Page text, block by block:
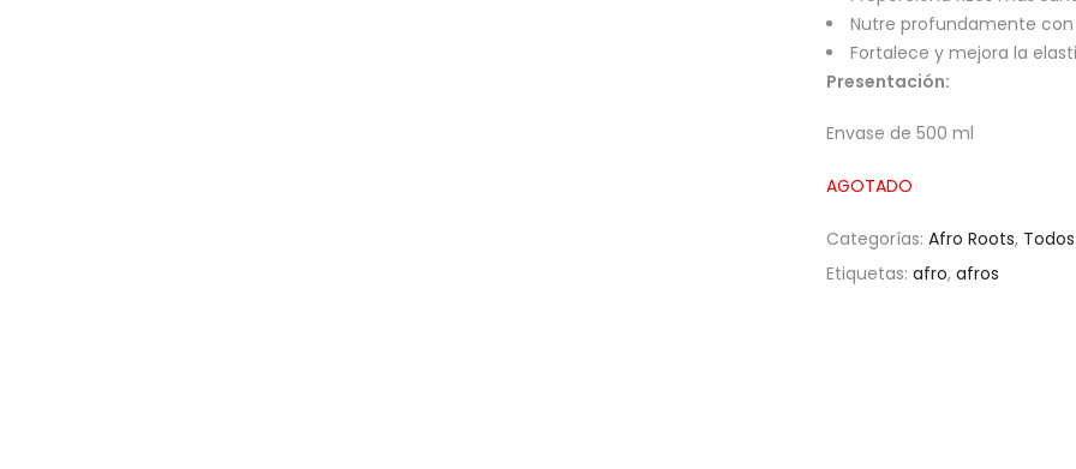
Nutre profundamente
Fortalece y mejora la
Presentación:
Envase de 500 ml
AGOTADO
Categorías: Afro Roots, Todos
Etiquetas: afro, afros